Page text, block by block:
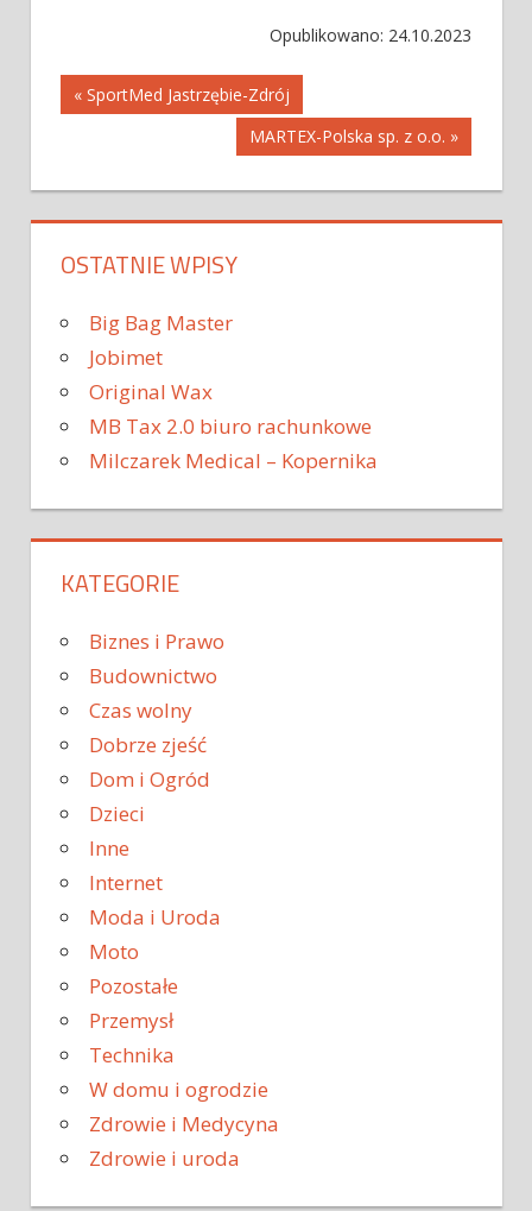
Opublikowano: 24.10.2023
Nawigacja
« SportMed Jastrzębie-Zdrój
MARTEX-Polska sp. z o.o. »
OSTATNIE WPISY
Big Bag Master
Jobimet
Original Wax
MB Tax 2.0 biuro rachunkowe
Milczarek Medical – Kopernika
KATEGORIE
Biznes i Prawo
Budownictwo
Czas wolny
Dobrze zjeść
Dom i Ogród
Dzieci
Inne
Internet
Moda i Uroda
Moto
Pozostałe
Przemysł
Technika
W domu i ogrodzie
Zdrowie i Medycyna
Zdrowie i uroda